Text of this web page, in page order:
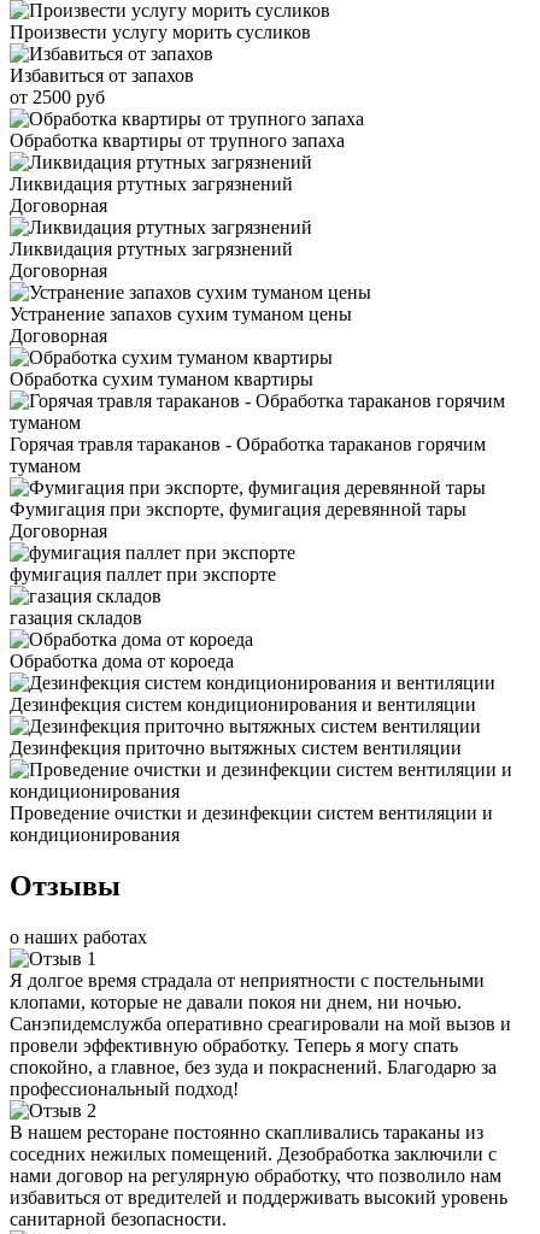
Произвести услугу морить сусликов
Избавиться от запахов
от 2500 руб
Обработка квартиры от трупного запаха
Ликвидация ртутных загрязнений
Договорная
Ликвидация ртутных загрязнений
Договорная
Устранение запахов сухим туманом цены
Договорная
Обработка сухим туманом квартиры
Горячая травля тараканов - Обработка тараканов горячим
туманом
Фумигация при экспорте, фумигация деревянной тары
Договорная
фумигация паллет при экспорте
газация складов
Обработка дома от короеда
Дезинфекция систем кондиционирования и вентиляции
Дезинфекция приточно вытяжных систем вентиляции
Проведение очистки и дезинфекции систем вентиляции и
кондиционирования
Отзывы
о наших работах
Я долгое время страдала от неприятности с постельными
клопами, которые не давали покоя ни днем, ни ночью.
Санэпидемслужба оперативно среагировали на мой вызов и
провели эффективную обработку. Теперь я могу спать
спокойно, а главное, без зуда и покраснений. Благодарю за
профессиональный подход!
В нашем ресторане постоянно скапливались тараканы из
соседних нежилых помещений. Дезобработка заключили с
нами договор на регулярную обработку, что позволило нам
избавиться от вредителей и поддерживать высокий уровень
санитарной безопасности.